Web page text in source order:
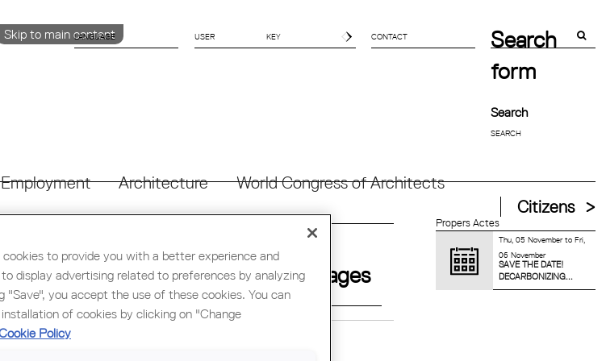
Skip to main content
LANGUAGE CONTACT
Search
form
Search
Architecture
World Congress of Architects
Citizens
Propers Actes
Thu, 05 NovembertoFri,
06 November
SAVE THE DATE!
DECARBONIZING...
Pages
to provide you with a better experience and
display advertising related to preferences by analyzing
"Save", you accept the use of these cookies. You can
of cookies by clicking on "Change
Policy